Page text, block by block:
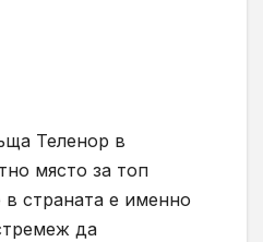
Теленор в
място за топ
страната е именно
да